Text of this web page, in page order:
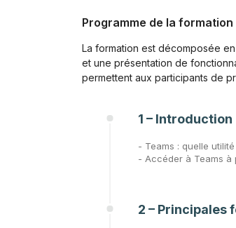
Programme de la formation
La formation est décomposée
et une présentation de
permettent aux participants de
1 – Introduction
- Teams : quelle utilité
- Accéder à Teams à
2 – Principales